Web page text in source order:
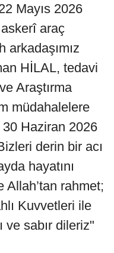
Mayıs 2026
araç
arkadaşımız
HİLAL, tedavi
Araştırma
müdahalelere
30 Haziran 2026
derin bir acı
hayatını
rahmet;
Kuvvetleri ile
ve sabır dileriz"